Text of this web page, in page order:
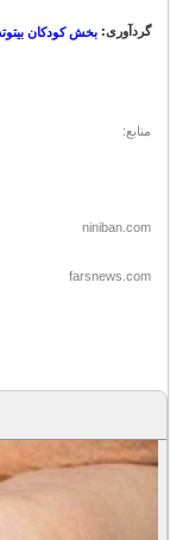
گردآوری: بخش کودکان
منابع:
niniban.com
farsnews.com